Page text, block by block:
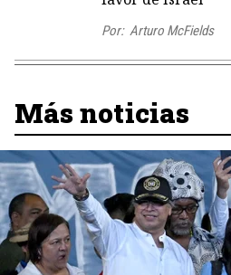
Por: Arturo McFields
Más noticias